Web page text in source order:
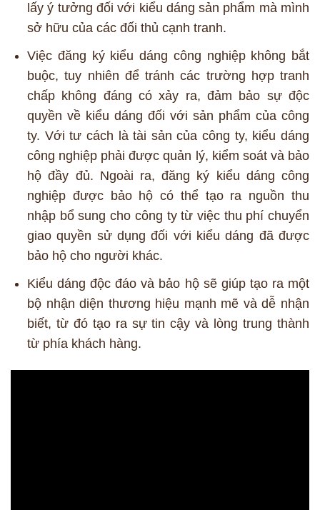
lấy ý tưởng đối với kiểu dáng sản phẩm mà mình
sở hữu của các đối thủ cạnh tranh.
Việc đăng ký kiểu dáng công nghiệp không bắt
buộc, tuy nhiên để tránh các trường hợp tranh
chấp không đáng có xảy ra, đảm bảo sự độc
quyền về kiểu dáng đối với sản phẩm của công
ty. Với tư cách là tài sản của công ty, kiểu dáng
công nghiệp phải được quản lý, kiểm soát và bảo
hộ đầy đủ. Ngoài ra, đăng ký kiểu dáng công
nghiệp được bảo hộ có thể tạo ra nguồn thu
nhập bổ sung cho công ty từ việc thu phí chuyển
giao quyền sử dụng đối với kiểu dáng đã được
bảo hộ cho người khác.
Kiểu dáng độc đáo và bảo hộ sẽ giúp tạo ra một
bộ nhận diện thương hiệu mạnh mẽ và dễ nhận
biết, từ đó tạo ra sự tin cậy và lòng trung thành
từ phía khách hàng.